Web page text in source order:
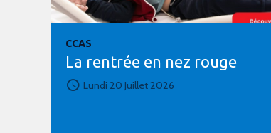
CCAS
La rentrée en nez rouge
Lundi 20 Juillet 2026